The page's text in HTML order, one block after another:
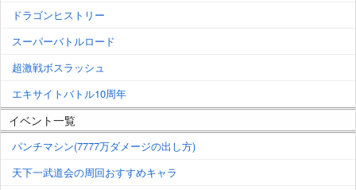
ドラゴンヒストリー
スーパーバトルロード
超激戦ボスラッシュ
エキサイトバトル10周年
イベント一覧
パンチマシン(7777万ダメージの出し方)
天下一武道会の周回おすすめキャラ